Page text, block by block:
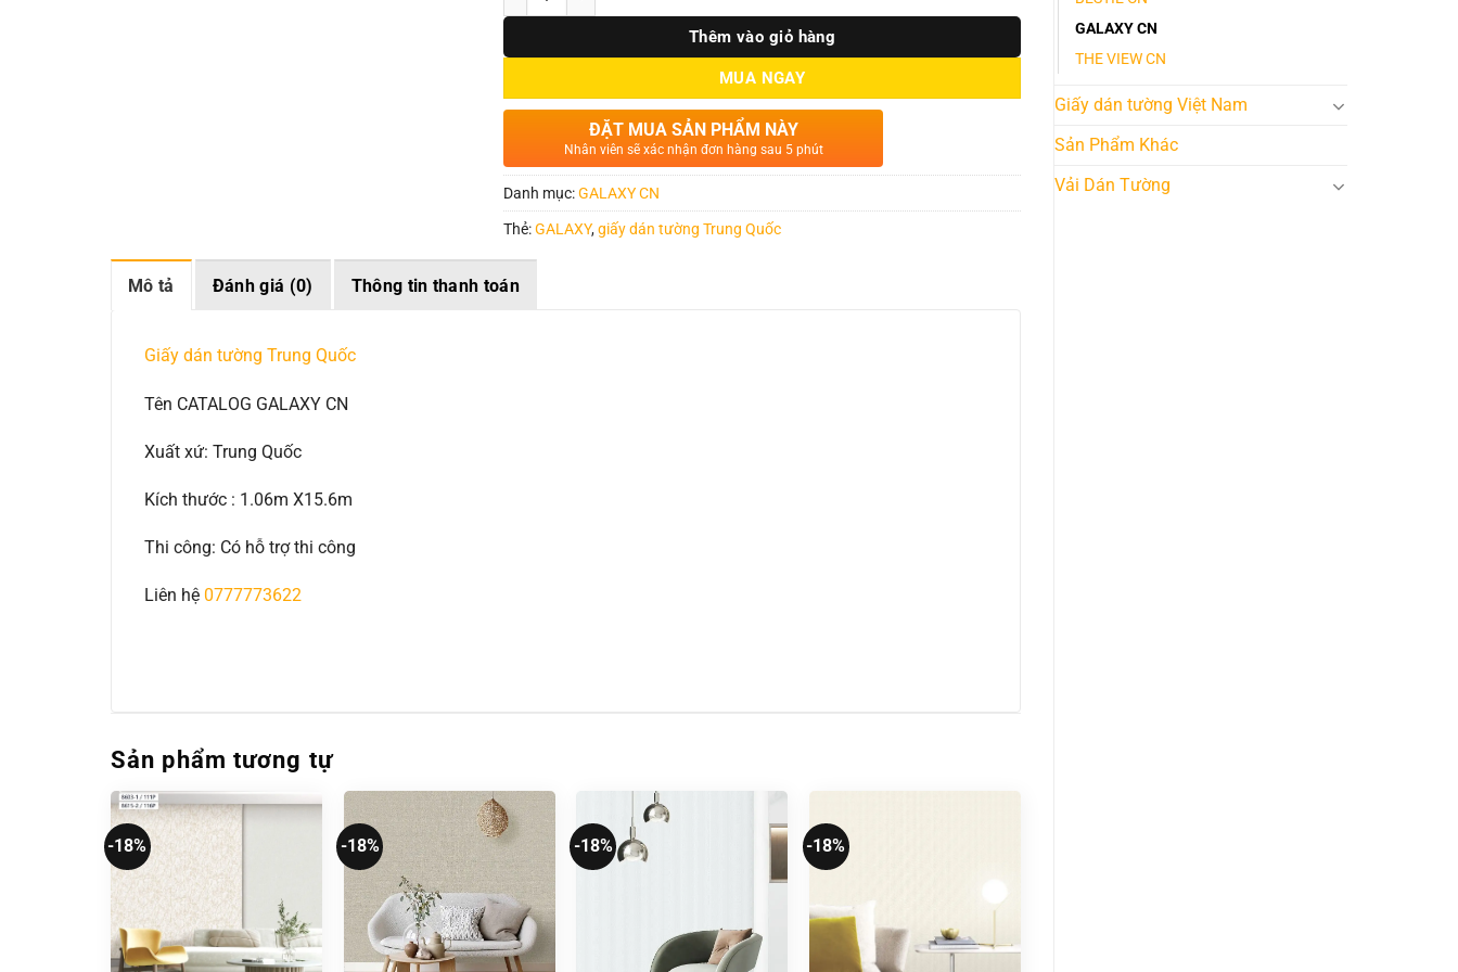
GALAXY CN
THE VIEW CN
Giấy dán tường Việt Nam
Sản Phẩm Khác
Vải Dán Tường
Thêm vào giỏ hàng
MUA NGAY
ĐẶT MUA SẢN PHẨM NÀY
Nhân viên sẽ xác nhận đơn hàng sau 5 phút
Danh mục:GALAXY CN
Thẻ:GALAXY,giấy dán tường Trung Quốc
Mô tả Đánh giá (0) Thông tin thanh toán
Giấy dán tường Trung Quốc
Tên CATALOG GALAXY CN
Xuất xứ: Trung Quốc
Kích thước : 1.06m X15.6m
Thi công: Có hỗ trợ thi công
Liên hệ 0777773622
Sản phẩm tương tự
-18% -18% -18% -18%